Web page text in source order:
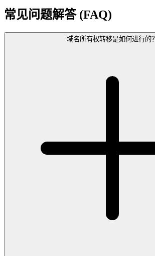
常见问题解答 (FAQ)
域名所有权转移是如何进行的？